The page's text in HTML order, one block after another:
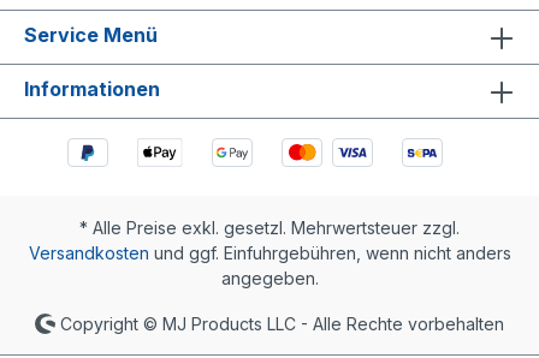
Service Menü
Informationen
* Alle Preise exkl. gesetzl. Mehrwertsteuer zzgl.
Versandkosten und ggf. Einfuhrgebühren, wenn nicht anders
angegeben.
Copyright © MJ Products LLC - Alle Rechte vorbehalten